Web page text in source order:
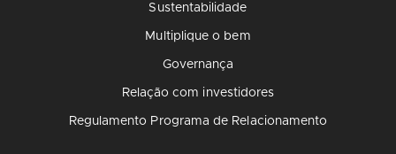
Sustentabilidade
Multiplique o bem
Governança
Relação com investidores
Regulamento Programa de Relacionamento